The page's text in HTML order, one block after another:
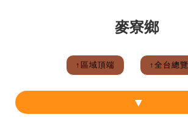
麥寮鄉
↑區域頂端 ↑全台總覽